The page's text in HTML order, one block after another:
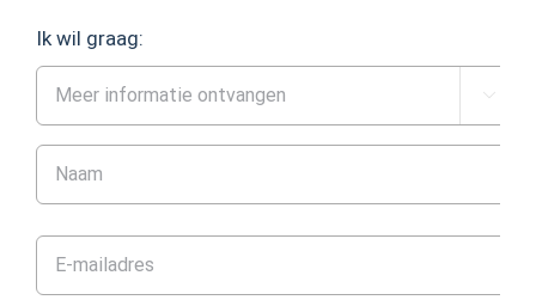
Ik wil graag:
